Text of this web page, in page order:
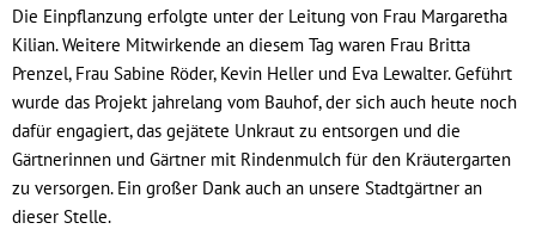
Die Einpflanzung erfolgte unter der Leitung von Frau Margaretha
Kilian. Weitere Mitwirkende an diesem Tag waren Frau Britta
Prenzel, Frau Sabine Röder, Kevin Heller und Eva Lewalter. Geführt
wurde das Projekt jahrelang vom Bauhof, der sich auch heute noch
dafür engagiert, das gejätete Unkraut zu entsorgen und die
Gärtnerinnen und Gärtner mit Rindenmulch für den Kräutergarten
zu versorgen. Ein großer Dank auch an unsere Stadtgärtner an
dieser Stelle.